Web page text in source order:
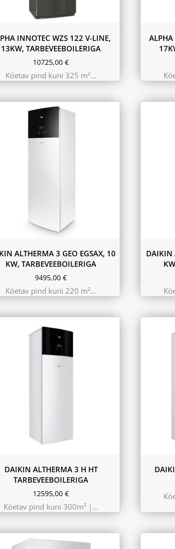
INNOTEC WZS 122 V-LINE,
13KW, TARBEVEEBOILERIGA
10725,00€
Köetav pind kuni 325 m²…
ALTHERMA 3 GEO EGSAX, 10
KW, TARBEVEEBOILERIGA
9495,00€
Köetav pind kuni 220 m²…
DAIKIN
DAIKIN ALTHERMA 3 H HT
TARBEVEEBOILERIGA
12595,00€
Köetav pind kuni 300m² |…